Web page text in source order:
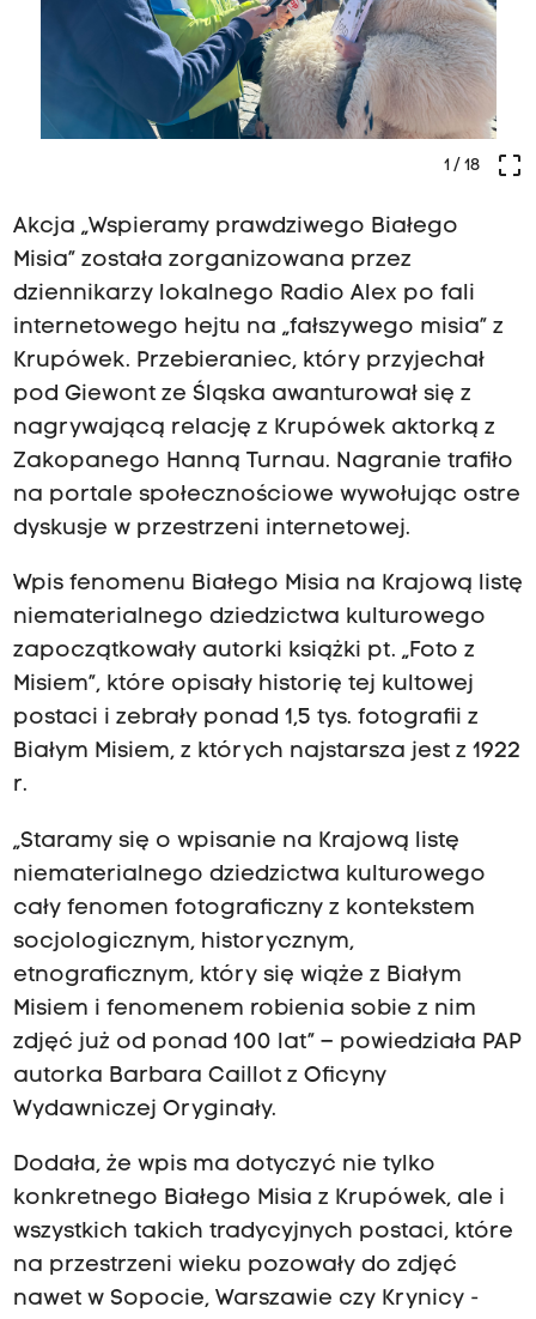
crop_free
1/ 18
Akcja „Wspieramy prawdziwego Białego
Misia” została zorganizowana przez
dziennikarzy lokalnego Radio Alex po fali
internetowego hejtu na „fałszywego misia” z
Krupówek. Przebieraniec, który przyjechał
pod Giewont ze Śląska awanturował się z
nagrywającą relację z Krupówek aktorką z
Zakopanego Hanną Turnau. Nagranie trafiło
na portale społecznościowe wywołując ostre
dyskusje w przestrzeni internetowej.
Wpis fenomenu Białego Misia na Krajową listę
niematerialnego dziedzictwa kulturowego
zapoczątkowały autorki książki pt. „Foto z
Misiem”, które opisały historię tej kultowej
postaci i zebrały ponad 1,5 tys. fotografii z
Białym Misiem, z których najstarsza jest z 1922
r.
„Staramy się o wpisanie na Krajową listę
niematerialnego dziedzictwa kulturowego
cały fenomen fotograficzny z kontekstem
socjologicznym, historycznym,
etnograficznym, który się wiąże z Białym
Misiem i fenomenem robienia sobie z nim
zdjęć już od ponad 100 lat” – powiedziała PAP
autorka Barbara Caillot z Oficyny
Wydawniczej Oryginały.
Dodała, że wpis ma dotyczyć nie tylko
konkretnego Białego Misia z Krupówek, ale i
wszystkich takich tradycyjnych postaci, które
na przestrzeni wieku pozowały do zdjęć
nawet w Sopocie, Warszawie czy Krynicy -